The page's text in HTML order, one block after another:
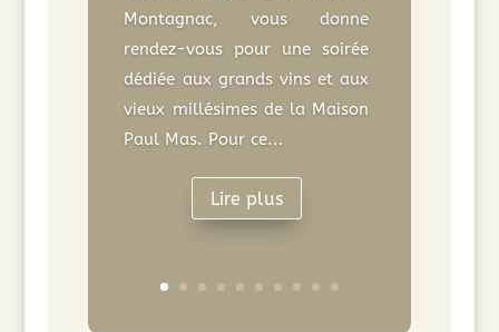
Montagnac, vous donne
rendez-vous pour une soirée
dédiée aux grands vins et aux
vieux millésimes de la Maison
Paul Mas. Pour ce...
Lire plus